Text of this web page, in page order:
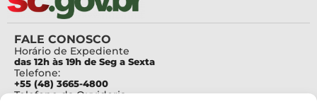
FALE CONOSCO
Horário de Expediente
das 12h às 19h de Seg a Sexta
Telefone:
+55 (48) 3665-4800
Telefone da Ouvidoria